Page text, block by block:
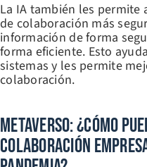
La IA también les permite
de colaboración más
información de forma
forma eficiente. Esto
sistemas y les permite
colaboración.
Metaverso: ¿Cómo
Colaboración